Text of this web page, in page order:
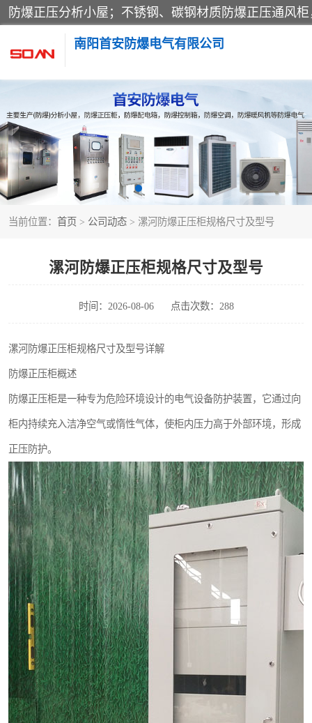
南阳首安防爆电气有限公司
当前位置： 首页 > 公司动态 > 漯河防爆正压柜规格尺寸及型号
漯河防爆正压柜规格尺寸及型号
时间：2026-08-06 点击次数：288
漯河防爆正压柜规格尺寸及型号详解
防爆正压柜概述
防爆正压柜是一种专为危险环境设计的电气设备防护装置，它通过向
柜内持续充入洁净空气或惰性气体，使柜内压力高于外部环境，形成
正压防护。
防爆小屋
防爆空调
防爆控制箱
防爆操作柱
防爆检修箱